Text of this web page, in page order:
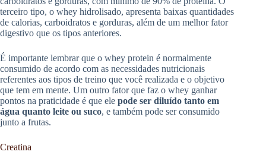
terceiro tipo, o whey hidrolisado, apresenta baixas quantidades
de calorias, carboidratos e gorduras, além de um melhor fator
digestivo que os tipos anteriores.
É importante lembrar que o whey protein é normalmente
consumido de acordo com as necessidades nutricionais
referentes aos tipos de treino que você realizada e o objetivo
que tem em mente. Um outro fator que faz o whey ganhar
pontos na praticidade é que ele pode ser diluído tanto em
água quanto leite ou suco, e também pode ser consumido
junto a frutas.
Creatina